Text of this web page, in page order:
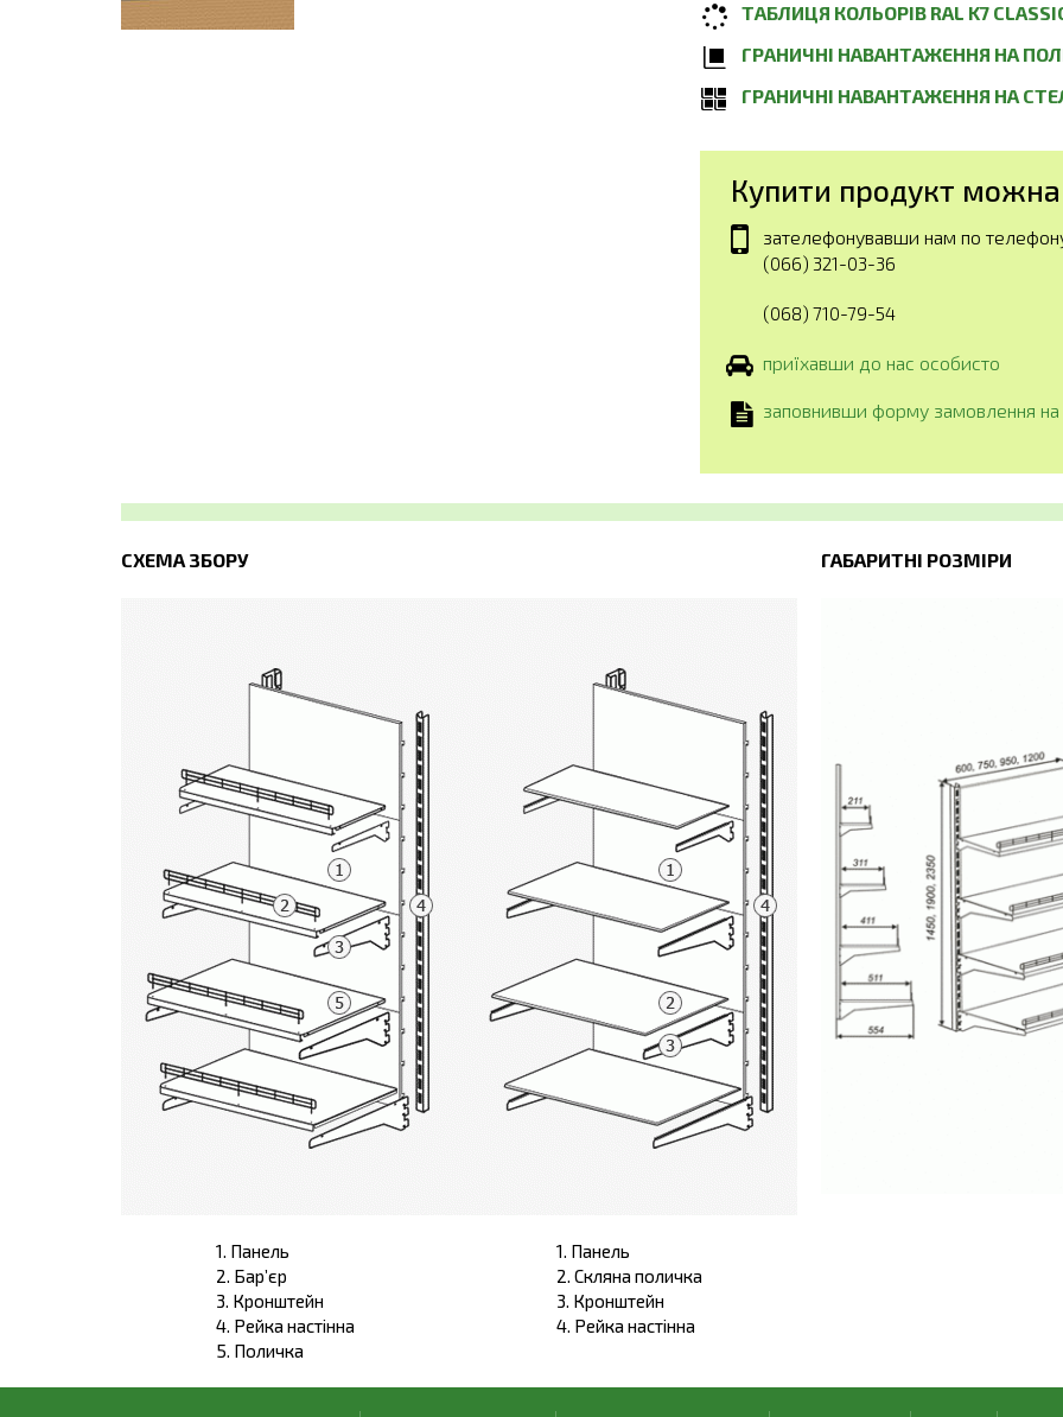
ТАБЛИЦЯ КОЛЬОРІВ RAL K7
ГРАНИЧНІ НАВАНТАЖЕННЯ НА
ГРАНИЧНІ НАВАНТАЖЕННЯ НА
Купити продукт можна
зателефонувавши нам по
(066) 321-03-36
(068) 710-79-54
приїхавши до нас особисто
заповнивши форму замовлення на
СХЕМА ЗБОРУ
1. Панель
2. Бар’єр
3. Кронштейн
4. Рейка настінна
5. Поличка
1. Панель
2. Скляна поличка
3. Кронштейн
4. Рейка настінна
ГАБАРИТНІ РОЗМІРИ